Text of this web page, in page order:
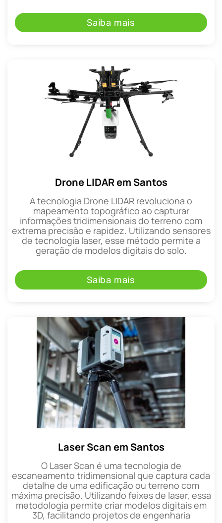
Saiba mais
Drone LIDAR em Santos
A tecnologia Drone LIDAR revoluciona o
mapeamento topográfico ao capturar
informações tridimensionais do terreno com
extrema precisão e rapidez. Utilizando sensores
de tecnologia laser, esse método permite a
geração de modelos digitais do solo.
Saiba mais
Laser Scan em Santos
O Laser Scan é uma tecnologia de
escaneamento tridimensional que captura cada
detalhe de uma edificação ou terreno com
máxima precisão. Utilizando feixes de laser, essa
metodologia permite criar modelos digitais em
3D, facilitando projetos de engenharia